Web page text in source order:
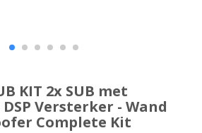
KIT 2x SUB met
Versterker - Wand
Complete Kit